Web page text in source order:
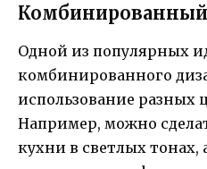
Комбинированный
Одной из популярных
комбинированного
использование разных
Например, можно
кухни в светлых тонах,